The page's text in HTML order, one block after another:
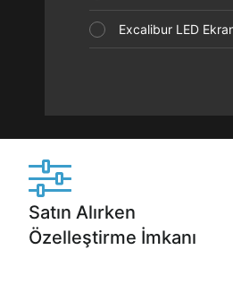
Excalibur LED
Satın Alırken
Özelleştirme İmkanı